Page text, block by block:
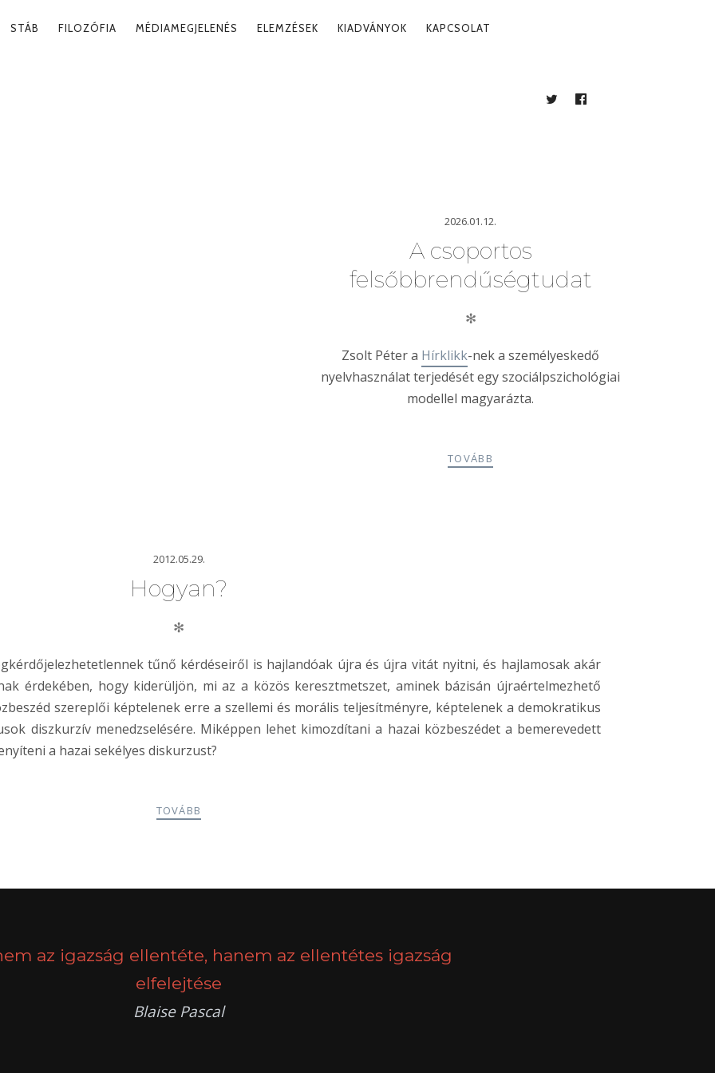
STÁB FILOZÓFIA MÉDIAMEGJELENÉS ELEMZÉSEK KIADVÁNYOK KAPCSOLAT
TWITTERFACEBOOK
2026.01.12.
A csoportos
felsőbbrendűségtudat
✻
Zsolt Péter a Hírklikk-nek a személyeskedő
nyelvhasználat terjedését egy szociálpszichológiai
modellel magyarázta.
TOVÁBB
2012.05.29.
Hogyan?
✻
tűnő kérdéseiről is hajlandóak újra és újra vitát nyitni, és hajlamosak akár
érdekében, hogy kiderüljön, mi az a közös keresztmetszet, aminek bázisán újraértelmezhető
szereplői képtelenek erre a szellemi és morális teljesítményre, képtelenek a demokratikus
diszkurzív menedzselésére. Miképpen lehet kimozdítani a hazai közbeszédet a bemerevedett
a hazai sekélyes diskurzust?
TOVÁBB
az igazság ellentéte, hanem az ellentétes igazság
elfelejtése
Blaise Pascal